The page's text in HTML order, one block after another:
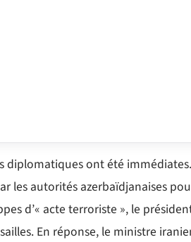
diplomatiques ont été
les autorités azerbaïdjanaises
d’« acte terroriste », le
En réponse, le ministre